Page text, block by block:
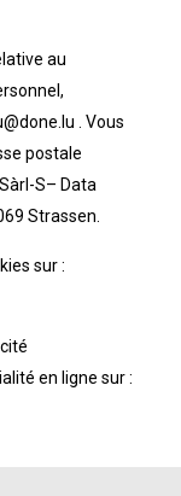
au
. Vous
postale
S– Data
Strassen.
sur :
en ligne sur :